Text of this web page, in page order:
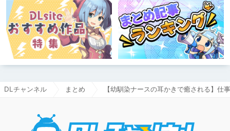
DLチャンネル まとめ 【幼馴染ナースの耳かきで癒される】